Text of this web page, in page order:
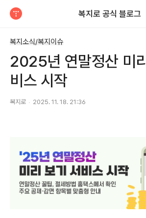
복지로 공식 블로그
복지소식/복지이슈
2025년 연말정산 미
비스 시작
복지로 2025. 11. 18. 21:36